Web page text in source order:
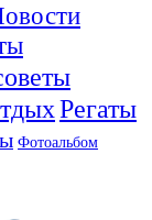
Регаты
Фотоальбом